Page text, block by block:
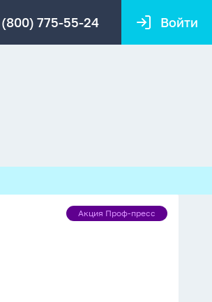
(800) 775-55-24 Войти
Акция
Акция Проф-пресс